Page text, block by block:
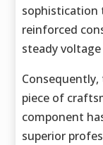
sophistication
reinforced
steady
piece of
component
superior